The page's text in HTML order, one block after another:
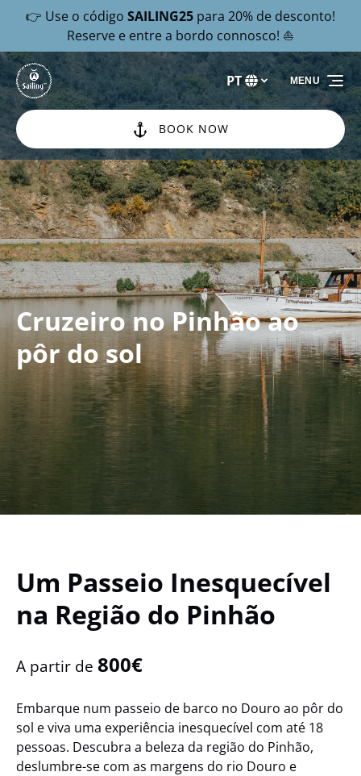
Passar para a navegação primária
Passar para o conteúdo
Passar para o rodapé
👉 Use o código SAILING25 para 20% de desconto!
Reserve e entre a bordo connosco! ⛵
Selecione
o
idioma
PT
BOOK NOW
MENU
Cruzeiro no Pinhão ao
pôr do sol
Um Passeio Inesquecível
na Região do Pinhão
A partir de 800€
Embarque num passeio de barco no Douro ao pôr do
sol e viva uma experiência inesquecível com até 18
pessoas. Descubra a beleza da região do Pinhão,
deslumbre-se com as margens do rio Douro e